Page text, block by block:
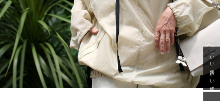
「いい年齢 いい洋服」